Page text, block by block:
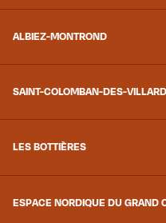
ALBIEZ-MONTROND
SAINT-COLOMBAN-DES-
LES BOTTIÈRES
ESPACE NORDIQUE DU GRAND
?